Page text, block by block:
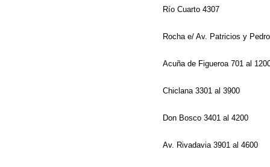
Río Cuarto 4307
Rocha e/ Av. Patricios y
Acuña de Figueroa 701 al
Chiclana 3301 al 3900
Don Bosco 3401 al 4200
Av. Rivadavia 3901 al 4600